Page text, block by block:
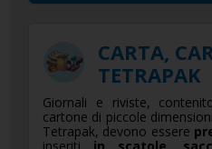
CARTA,
TETRAPAK
Giornali e riviste,
cartone di piccole
Tetrapak, devono essere